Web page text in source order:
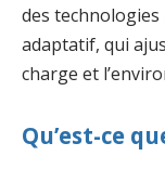
des technologies
adaptatif, qui
charge et
Qu’est-ce